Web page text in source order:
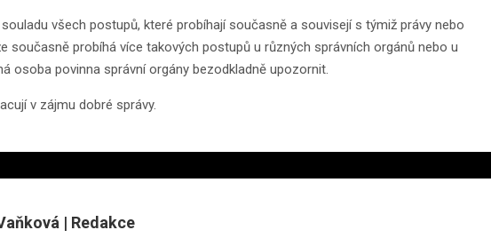
všech postupů, které probíhají současně a souvisejí s týmiž právy nebo
současně probíhá více takových postupů u různých správních orgánů nebo u
osoba povinna správní orgány bezodkladně upozornit.
v zájmu dobré správy.
| Redakce